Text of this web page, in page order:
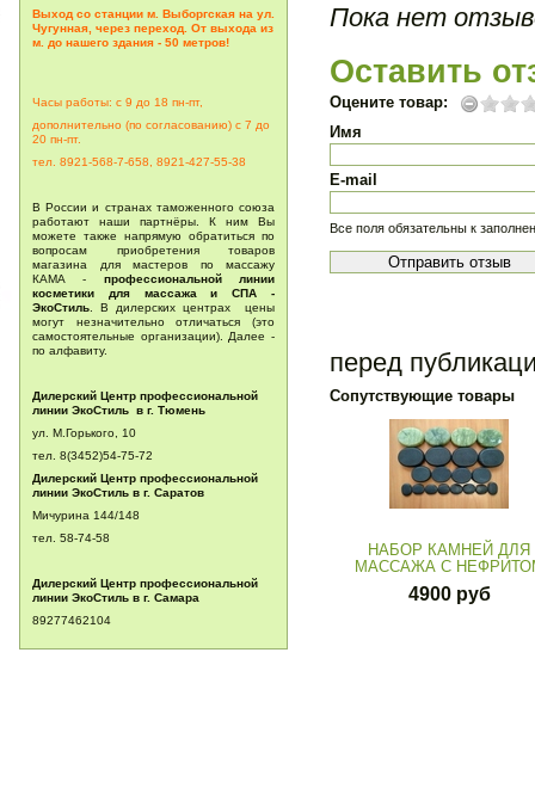
Выход со станции м. Выборгская на ул.
Чугунная, через переход. От выхода из
м. до нашего здания - 50 метров!
Часы работы: с 9 до 18 пн-пт,
дополнительно (по согласованию) с 7 до
20 пн-пт.
тел. 8921-568-7-658, 8921-427-55-38
В России и странах таможенного союза
работают наши партнёры. К ним Вы
можете также напрямую обратиться по
вопросам приобретения товаров
магазина для мастеров по массажу
КАМА - профессиональной линии
косметики для массажа и СПА -
ЭкоСтиль . В дилерских центрах цены
могут незначительно отличаться (это
самостоятельные организации). Далее -
по алфавиту.
Дилерский Центр профессиональной
линии ЭкоСтиль в г. Тюмень
ул. М.Горького, 10
тел. 8(3452)54-75-72
Дилерский Центр профессиональной
линии ЭкоСтиль в г. Саратов
Мичурина 144/148
тел. 58-74-58
Дилерский Центр профессиональной
линии ЭкоСтиль в г. Самара
89277462104
Пока нет
Оставить
Оцените товар:
Имя
E-mail
Все поля обязательны к
перед
Сопутствующие товары
НАБОР КАМНЕЙ ДЛЯ
МАССАЖА С
4900 руб